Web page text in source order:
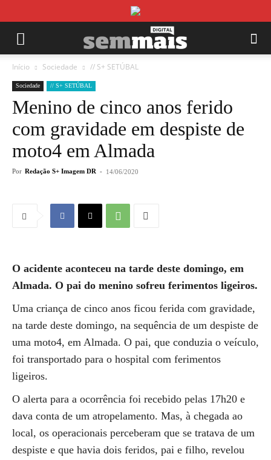
Início Sociedade // S+ SETÚBAL
Sociedade // S+ SETÚBAL
Menino de cinco anos ferido
com gravidade em despiste de
moto4 em Almada
Por Redação S+ Imagem DR - 14/06/2020
O acidente aconteceu na tarde deste domingo, em
Almada. O pai do menino sofreu ferimentos ligeiros.
Uma criança de cinco anos ficou ferida com gravidade,
na tarde deste domingo, na sequência de um despiste de
uma moto4, em Almada. O pai, que conduzia o veículo,
foi transportado para o hospital com ferimentos
ligeiros.
O alerta para a ocorrência foi recebido pelas 17h20 e
dava conta de um atropelamento. Mas, à chegada ao
local, os operacionais perceberam que se tratava de um
despiste e que havia dois feridos, pai e filho, revelou